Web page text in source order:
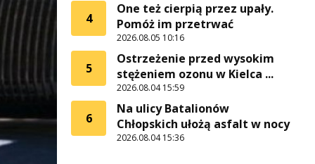
4
One też cierpią przez upały.
Pomóż im przetrwać
2026.08.05 10:16
5
Ostrzeżenie przed wysokim
stężeniem ozonu w Kielca ...
2026.08.04 15:59
6
Na ulicy Batalionów
Chłopskich ułożą asfalt w nocy
2026.08.04 15:36